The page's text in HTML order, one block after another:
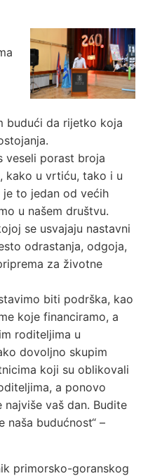
budući da rijetko koja
veseli porast broja
kako u vrtiću, tako i u
to jedan od većih
u našem društvu.
se usvajaju nastavni
odrastanja, odgoja,
za životne
biti podrška, kao
koje financiramo, a
roditeljima u
dovoljno skupim
koji su oblikovali
a ponovo
vaš dan. Budite
naša budućnost“ –
primorsko-goranskog